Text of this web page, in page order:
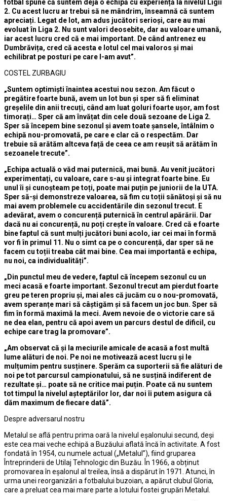
fotbal spune că suntem deja o echipă cu experiență la nivelul Ligii
2. Cu acest lucru ar trebui să ne mândrim, înseamnă că suntem
apreciați. Legat de lot, am adus jucători serioși, care au mai
evoluat în Liga 2. Nu sunt valori deosebite, dar au valoare umană,
iar acest lucru cred că e mai important. De când antrenez eu
Dumbrăvița, cred că acesta e lotul cel mai valoros și mai
echilibrat pe posturi pe care l-am avut”.
COSTEL ZURBAGIU
„Suntem optimiști înaintea acestui nou sezon. Am făcut o
pregătire foarte bună, avem un lot bun și sper să fi eliminat
greșelile din anii trecuți, când am luat goluri foarte ușor, am fost
timorați… Sper că am învățat din cele două sezoane de Liga 2.
Sper să începem bine sezonul și avem toate șansele, întâlnim o
echipă nou-promovată, pe care e clar că o respectăm. Dar
trebuie să arătăm altceva față de ceea ce am reușit să arătăm în
sezoanele trecute”.
„Echipa actuală o văd mai puternică, mai bună. Au venit jucători
experimentați, cu valoare, care s-au și integrat foarte bine. Eu
unul îi și cunoșteam pe toți, poate mai puțin pe juniorii de la UTA.
Sper să-și demonstreze valoarea, să fim cu toții sănătoși și să nu
mai avem problemele cu accidentările din sezonul trecut. E
adevărat, avem o concurență puternică în centrul apărării. Dar
dacă nu ai concurență, nu poți crește în valoare. Cred că e foarte
bine faptul că sunt mulți jucători buni acolo, iar cei mai în formă
vor fi în primul 11. Nu o simt ca pe o concurență, dar sper să ne
facem cu toții treaba cât mai bine. Cea mai importantă e echipa,
nu noi, ca individualități”.
„Din punctul meu de vedere, faptul că începem sezonul cu un
meci acasă e foarte important. Sezonul trecut am pierdut foarte
greu pe teren propriu și, mai ales că jucăm cu o nou-promovată,
avem speranțe mari să câștigăm și să facem un joc bun. Sper să
fim în formă maximă la meci. Avem nevoie de o victorie care să
ne dea elan, pentru că apoi avem un parcurs destul de dificil, cu
echipe care trag la promovare”.
„Am observat că și la meciurile amicale de acasă a fost multă
lume alături de noi. Pe noi ne motivează acest lucru și le
mulțumim pentru susținere. Sperăm ca suporterii să fie alături de
noi pe tot parcursul campionatului, să ne susțină indiferent de
rezultate și… poate să ne critice mai puțin. Poate că nu suntem
tot timpul la nivelul așteptărilor lor, dar noi îi putem asigura că
dăm maximum de fiecare dată”.
Despre adversarul nostru
Metalul se află pentru prima oară la nivelul eșalonului secund, deși
este cea mai veche echipă a Buzăului aflată încă în activitate. A fost
fondată în 1954, cu numele actual („Metalul”), fiind gruparea
Întreprinderii de Utilaj Tehnologic din Buzău. În 1966, a obținut
promovarea în eșalonul al treilea, însă a dispărut în 1971. Atunci, în
urma unei reorganizări a fotbalului buzoian, a apărut clubul Gloria,
care a preluat cea mai mare parte a lotului fostei grupări Metalul.